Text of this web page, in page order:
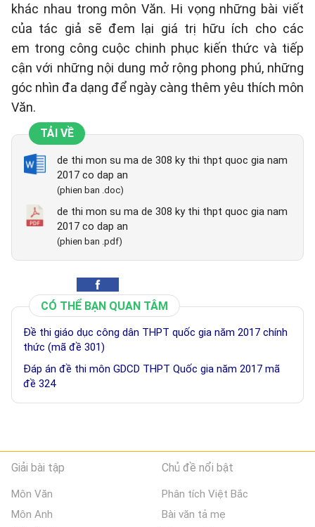
khác nhau trong môn Văn. Hi vọng những bài viết
của tác giả sẽ đem lại giá trị hữu ích cho các
em trong công cuộc chinh phục kiến thức và tiếp
cận với những nội dung mở rộng phong phú, những
góc nhìn đa dạng để ngày càng thêm yêu thích môn
Văn.
TẢI VỀ
de thi mon su ma de 308 ky thi thpt quoc gia nam
2017 co dap an
(phien ban .doc)
de thi mon su ma de 308 ky thi thpt quoc gia nam
2017 co dap an
(phien ban .pdf)
CÓ THỂ BẠN QUAN TÂM
Đề thi giáo dục công dân THPT quốc gia năm 2017 chính
thức (mã đề 301)
Đáp án đề thi môn GDCD THPT Quốc gia năm 2017 mã
đề 324
Giải bài tập
Môn Văn
Môn Anh
Chủ đề nổi bật
Phân tích Việt Bắc
Bài văn tả mẹ